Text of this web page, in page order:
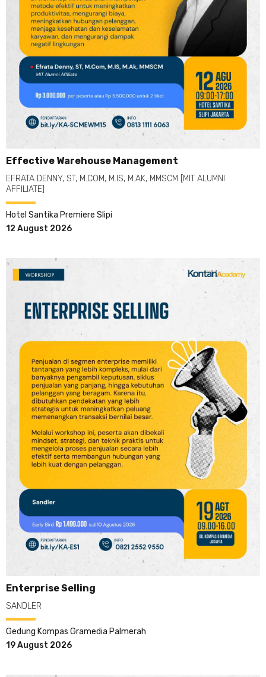
Effective Warehouse Management
EFRATA DENNY, ST, M.COM, M.IS, M.AK, MMSCM [MIT ALUMNI
AFFILIATE]
Hotel Santika Premiere Slipi
12 August 2026
Enterprise Selling
SANDLER
Gedung Kompas Gramedia Palmerah
19 August 2026